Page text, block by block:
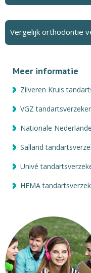
Vergelijk orthodontie
Meer informatie
Zilveren Kruis
VGZ
Nationale
Salland
Univé
HEMA